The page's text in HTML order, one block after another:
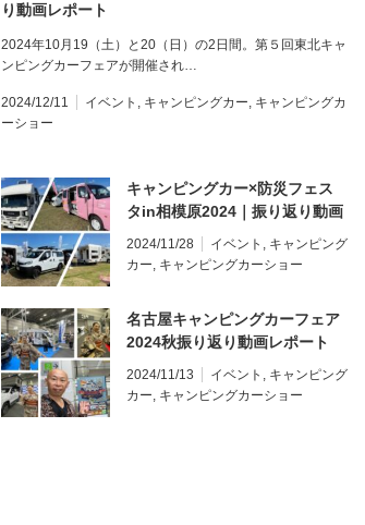
り動画レポート
2024年10月19（土）と20（日）の2日間。第５回東北キャ
ンピングカーフェアが開催され…
2024/12/11 イベント , キャンピングカー, キャンピングカ
ーショー
キャンピングカー×防災フェス
タin相模原2024｜振り返り動画
2024/11/28 イベント , キャンピング
カー, キャンピングカーショー
名古屋キャンピングカーフェア
2024秋振り返り動画レポート
2024/11/13 イベント , キャンピング
カー, キャンピングカーショー